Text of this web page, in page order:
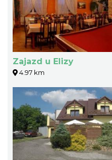
Zajazd u Elizy
4.97 km